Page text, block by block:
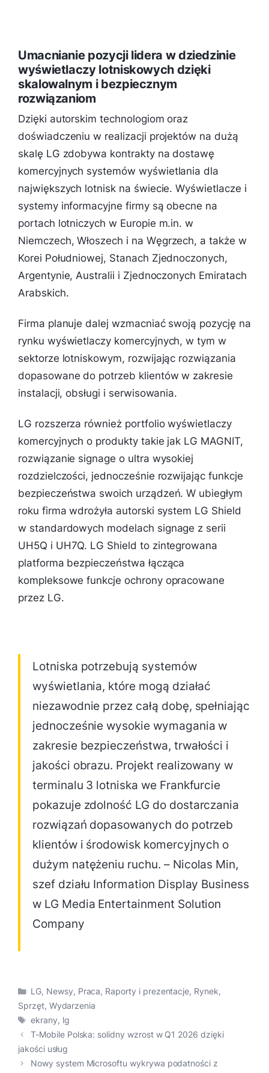
Umacnianie pozycji lidera w dziedzinie
wyświetlaczy lotniskowych dzięki
skalowalnym i bezpiecznym
rozwiązaniom
Dzięki autorskim technologiom oraz
doświadczeniu w realizacji projektów na dużą
skalę LG zdobywa kontrakty na dostawę
komercyjnych systemów wyświetlania dla
największych lotnisk na świecie. Wyświetlacze i
systemy informacyjne firmy są obecne na
portach lotniczych w Europie m.in. w
Niemczech, Włoszech i na Węgrzech, a także w
Korei Południowej, Stanach Zjednoczonych,
Argentynie, Australii i Zjednoczonych Emiratach
Arabskich.
Firma planuje dalej wzmacniać swoją pozycję na
rynku wyświetlaczy komercyjnych, w tym w
sektorze lotniskowym, rozwijając rozwiązania
dopasowane do potrzeb klientów w zakresie
instalacji, obsługi i serwisowania.
LG rozszerza również portfolio wyświetlaczy
komercyjnych o produkty takie jak LG MAGNIT,
rozwiązanie signage o ultra wysokiej
rozdzielczości, jednocześnie rozwijając funkcje
bezpieczeństwa swoich urządzeń. W ubiegłym
roku firma wdrożyła autorski system LG Shield
w standardowych modelach signage z serii
UH5Q i UH7Q. LG Shield to zintegrowana
platforma bezpieczeństwa łącząca
kompleksowe funkcje ochrony opracowane
przez LG.
Lotniska potrzebują systemów
wyświetlania, które mogą działać
niezawodnie przez całą dobę, spełniając
jednocześnie wysokie wymagania w
zakresie bezpieczeństwa, trwałości i
jakości obrazu. Projekt realizowany w
terminalu 3 lotniska we Frankfurcie
pokazuje zdolność LG do dostarczania
rozwiązań dopasowanych do potrzeb
klientów i środowisk komercyjnych o
dużym natężeniu ruchu. – Nicolas Min,
szef działu Information Display Business
w LG Media Entertainment Solution
Company
Kategorie
LG, Newsy, Praca, Raporty i prezentacje, Rynek,
Sprzęt, Wydarzenia
Tagi
ekrany, lg
T-Mobile Polska: solidny wzrost w Q1 2026 dzięki
jakości usług
Nowy system Microsoftu wykrywa podatności z